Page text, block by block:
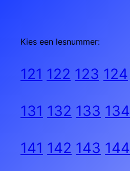
Kies een lesnummer:
121 122 123 124
131 132 133 134
141 142 143 144